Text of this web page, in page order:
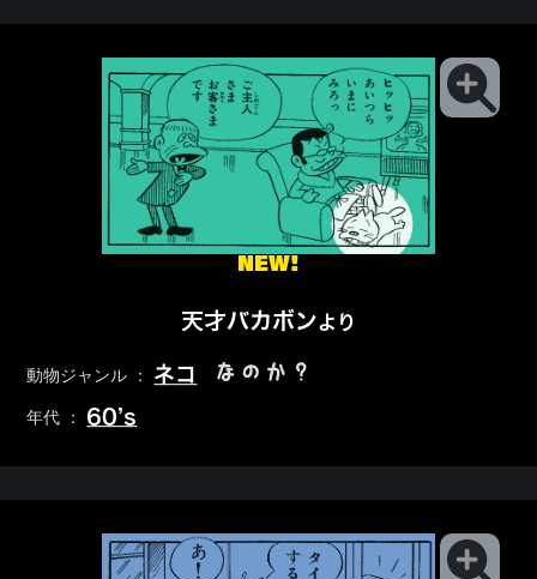
NEW!
天才バカボンより
動物ジャンル ： ネコ なのか？
年代 ： 60’s